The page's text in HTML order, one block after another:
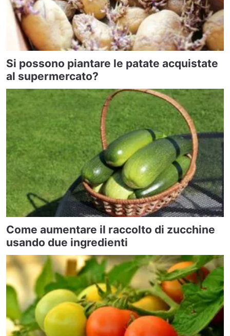
Si possono piantare le patate acquistate
al supermercato?
Come aumentare il raccolto di zucchine
usando due ingredienti